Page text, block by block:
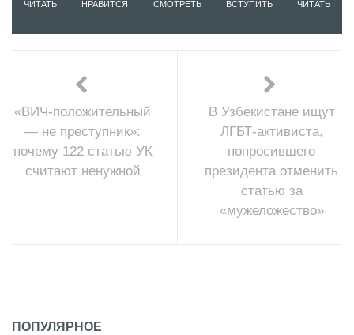
ЧИТАТЬ НРАВИТСЯ СМОТРЕТЬ ВСТУПИТЬ ЧИТАТЬ
«ВИЧ-положительный
— не преступник»:
почему 122 статью УК
считают ненужной
В Узбекистане ищут
ЛГБТ-активиста,
попросившего
президента отменить
статью за
«мужеложество»
ПОПУЛЯРНОЕ